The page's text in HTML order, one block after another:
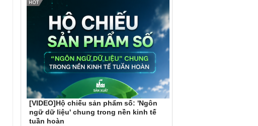
[VIDEO]Hộ chiếu sản phẩm số: 'Ngôn
ngữ dữ liệu' chung trong nền kinh tế
tuần hoàn